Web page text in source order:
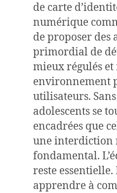
de carte
numérique
de proposer
primordial de
mieux régulés
environnement
utilisateurs.
adolescents se
encadrées que
une interdiction
fondamental.
reste
apprendre à